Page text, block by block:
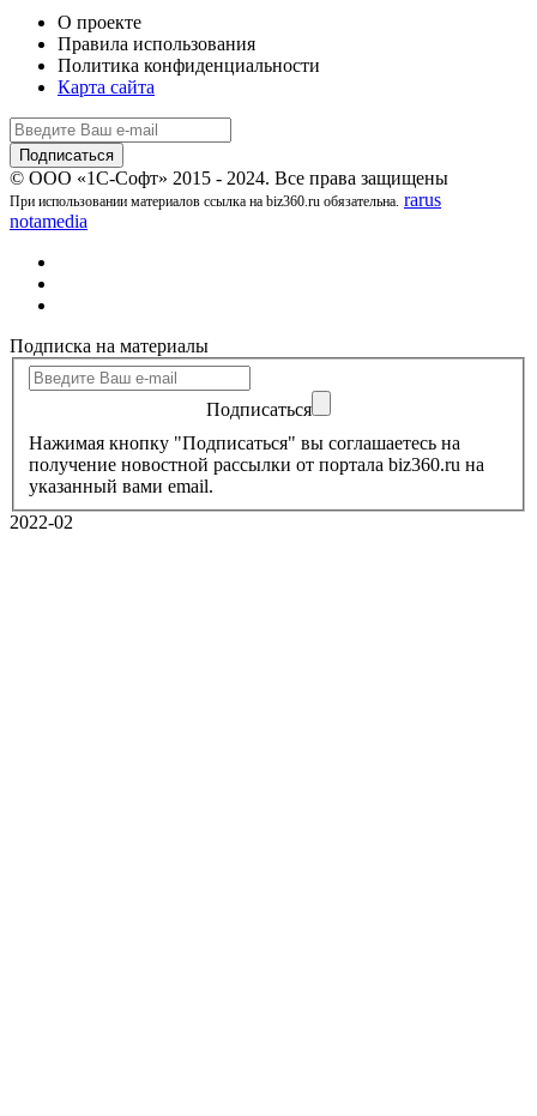
О проекте
Правила использования
Политика конфиденциальности
Карта сайта
© ООО «1С-Софт» 2015 - 2024. Все права защищены
При использовании материалов ссылка на biz360.ru обязательна. rarus
notamedia
Подписка на материалы
Подписаться
Нажимая кнопку "Подписаться" вы соглашаетесь на
получение новостной рассылки от портала biz360.ru на
указанный вами email.
2022-02